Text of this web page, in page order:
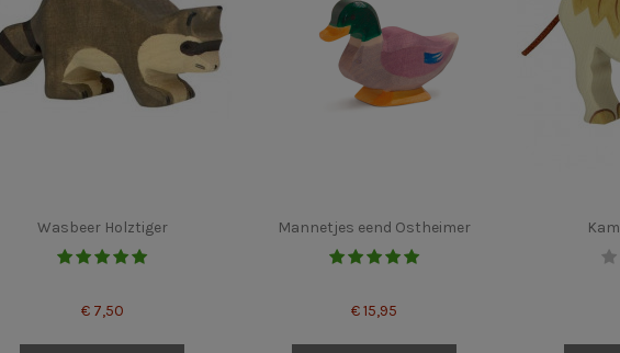
Wasbeer Holztiger
€ 7,50
Mannetjes eend Ostheimer
€ 15,95